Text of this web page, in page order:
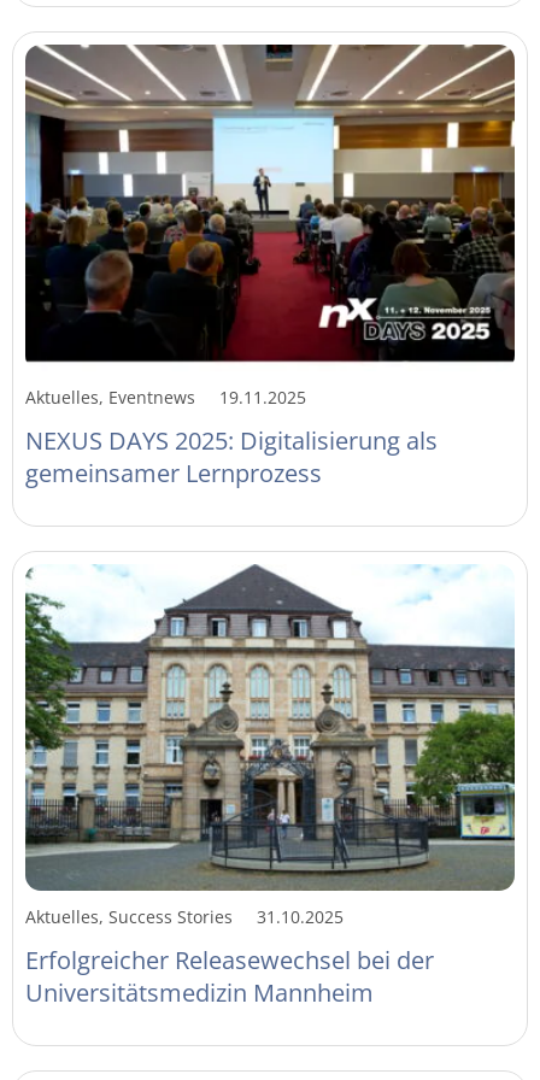
Aktuelles, Eventnews 19.11.2025
NEXUS DAYS 2025: Digitalisierung als
gemeinsamer Lernprozess
Aktuelles, Success Stories 31.10.2025
Erfolgreicher Releasewechsel bei der
Universitätsmedizin Mannheim